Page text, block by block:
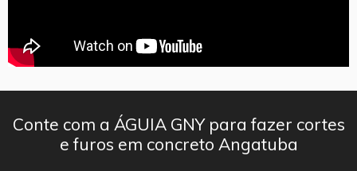
Conte com a ÁGUIA GNY para fazer cortes
e furos em concreto Angatuba